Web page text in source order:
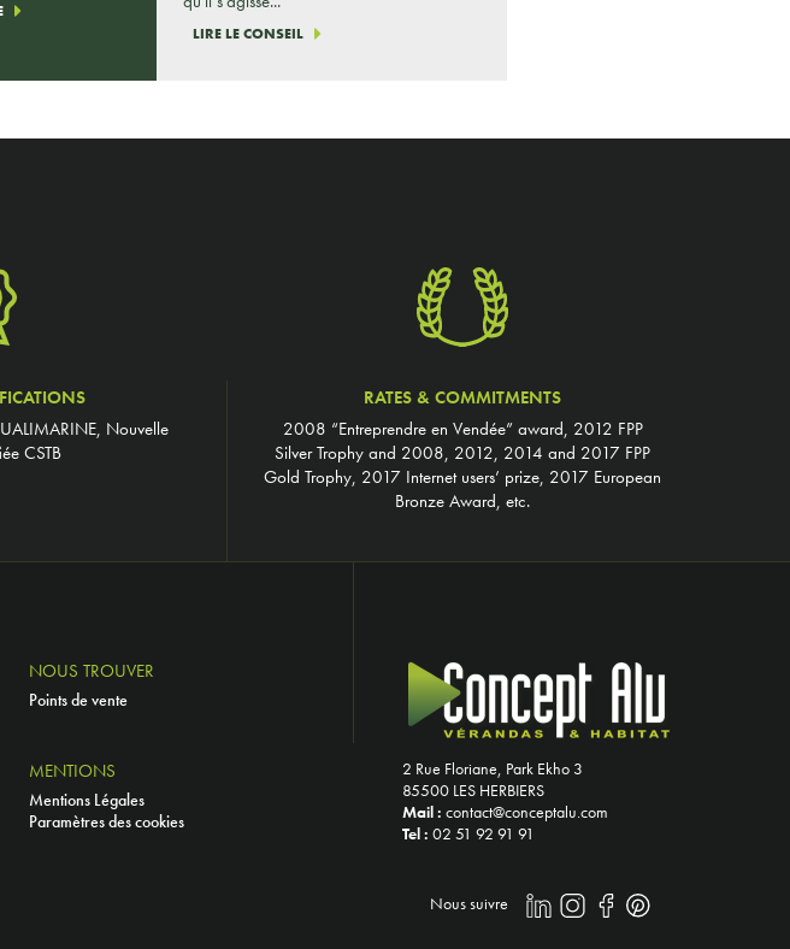
LIRE LE CONSEIL
Nouvelle
CSTB
RATES & COMMITMENTS
2008 “Entreprendre en Vendée” award, 2012 FPP
Silver Trophy and 2008, 2012, 2014 and 2017 FPP
Gold Trophy, 2017 Internet users’ prize, 2017 European
Bronze Award, etc.
NOUS TROUVER
Points de vente
MENTIONS
Mentions Légales
Paramètres des cookies
2 Rue Floriane, Park Ekho 3
85500 LES HERBIERS
Mail : contact@conceptalu.com
Tel : 02 51 92 91 91
Nous suivre